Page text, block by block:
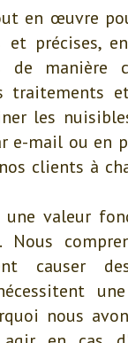
en œuvre
et précises,
de manière
traitements
les
e-mail ou en
clients à
valeur
Nous
causer
nous